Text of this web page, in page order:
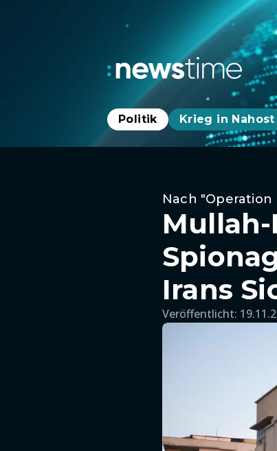
Politik Krieg in Nahost
Nach "Operation
Irans
Veröffentlicht: